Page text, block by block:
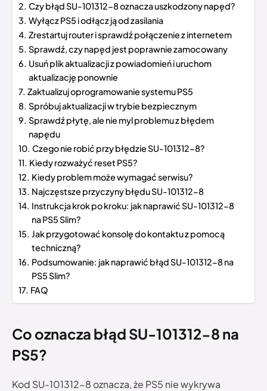
Czy błąd SU-101312-8 oznacza uszkodzony napęd?
Wyłącz PS5 i odłącz ją od zasilania
Zrestartuj router i sprawdź połączenie z internetem
Sprawdź, czy napęd jest poprawnie zamocowany
Usuń plik aktualizacji z powiadomień i uruchom
aktualizację ponownie
Zaktualizuj oprogramowanie systemu PS5
Spróbuj aktualizacji w trybie bezpiecznym
Sprawdź płytę, ale nie myl problemu z błędem
napędu
Czego nie robić przy błędzie SU-101312-8?
Kiedy rozważyć reset PS5?
Kiedy problem może wymagać serwisu?
Najczęstsze przyczyny błędu SU-101312-8
Instrukcja krok po kroku: jak naprawić SU-101312-8
na PS5 Slim?
Jak przygotować konsolę do kontaktu z pomocą
techniczną?
Podsumowanie: jak naprawić błąd SU-101312-8 na
PS5 Slim?
FAQ
Co oznacza błąd SU-101312-8 na
PS5?
Kod SU-101312-8 oznacza, że PS5 nie wykrywa